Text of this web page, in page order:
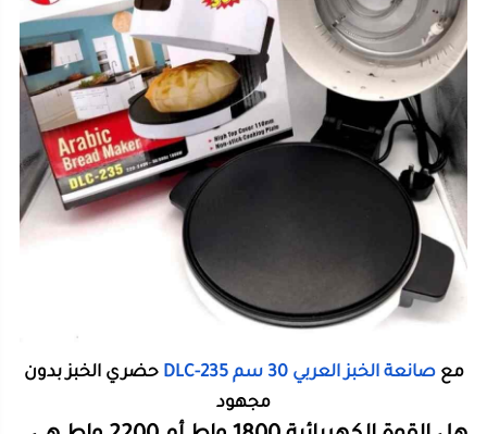
مع حضري الخبز بدون
الأفضل في خبازة المنزل؟
عند البحث عنأفضل صانعة خبز
1800 واط تعتبر للاستخدام اليومي المعتدل،
حيث توفر حرارة كافية لنضج العجين بسرعة دون استهلاك